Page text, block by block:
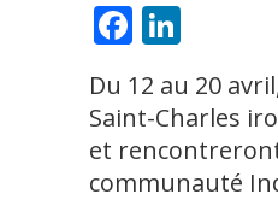
Facebook
Du 12 au 20
Saint-Charles
et
communauté